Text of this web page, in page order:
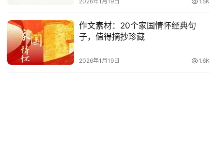
作文素材：20个家国情怀经典句
子，值得摘抄珍藏
2026年1月19日 1.6K